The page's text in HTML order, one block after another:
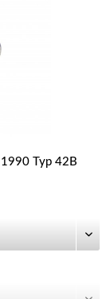
Typ 42B